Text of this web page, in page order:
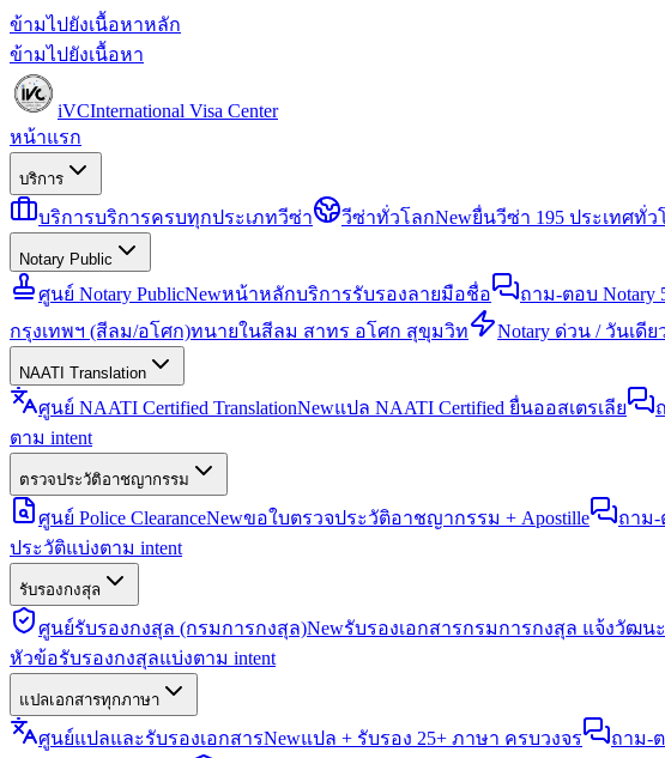
ข้ามไปยังเนื้อหาหลัก
ข้ามไปยังเนื้อหา
iVCInternational Visa Center
หน้าแรก
บริการ
บริการบริการครบทุกประเภทวีซ่า วีซ่าทั่วโลกNewยื่นวีซ่า 195 ประเทศทั่ว
Notary Public
ศูนย์ Notary PublicNewหน้าหลักบริการรับรองลายมือชื่อ ถาม-ตอบ Notary
กรุงเทพฯ (สีลม/อโศก)ทนายในสีลม สาทร อโศก สุขุมวิท Notary ด่วน / วันเดีย
NAATI Translation
ศูนย์ NAATI Certified TranslationNewแปล NAATI Certified ยื่นออสเตรเลีย
ตาม intent
ตรวจประวัติอาชญากรรม
ศูนย์ Police ClearanceNewขอใบตรวจประวัติอาชญากรรม + Apostille ถาม-
ประวัติแบ่งตาม intent
รับรองกงสุล
ศูนย์รับรองกงสุล (กรมการกงสุล)Newรับรองเอกสารกรมการกงสุล แจ้งวัฒน
หัวข้อรับรองกงสุลแบ่งตาม intent
แปลเอกสารทุกภาษา
ศูนย์แปลและรับรองเอกสารNewแปล + รับรอง 25+ ภาษา ครบวงจร ถาม-